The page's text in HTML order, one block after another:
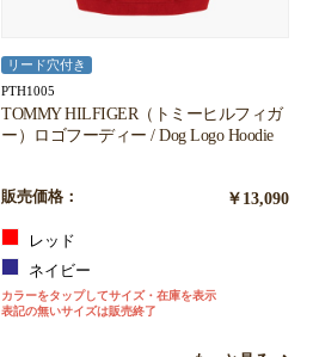
リード穴付き
PTH1005
TOMMY HILFIGER（トミーヒルフィガ
ー）ロゴフーディー / Dog Logo Hoodie
販売価格： ￥13,090
レッド
ネイビー
カラーをタップしてサイズ・在庫を表示
表記の無いサイズは販売終了